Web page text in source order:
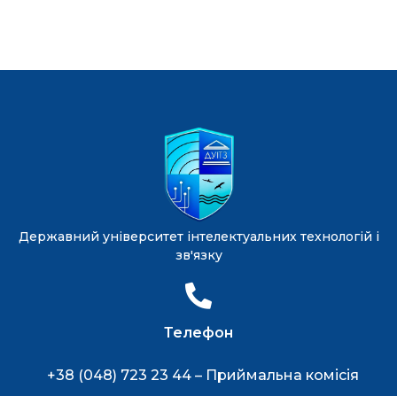
Державний університет інтелектуальних технологій і
зв'язку
Телефон
+38 (048) 723 23 44 – Приймальна комісія